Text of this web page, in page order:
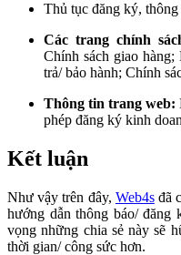
Thủ tục đăng ký,
Các trang chính
Chính sách giao
trả/ bảo hành; Chính
Thông tin trang web:
phép đăng ký kinh
Kết luận
Như vậy trên đây, Web4sđã
hướng dẫn thông báo/
vọng những chia sẻ này sẽ
thời gian/ công sức hơn.